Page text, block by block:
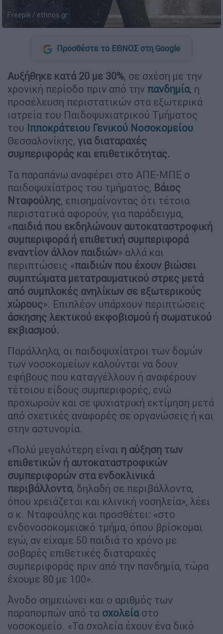
Freepik / ethnos.gr
Προσθέστε το ΕΘΝΟΣ στη Google
Αυξήθηκε κατά 20 με 30%, σε σχέση με την
χρονική περίοδο πριν από την πανδημία, η
προσέλευση περιστατικών στα εξωτερικά
ιατρεία του Παιδοψυχιατρικού Τμήματος
του Ιπποκράτειου Γενικού Νοσοκομείου
Θεσσαλονίκης, για διαταραχές
συμπεριφοράς και επιθετικότητας.
Τα παραπάνω αναφέρει στο ΑΠΕ-ΜΠΕ ο
παιδοψυχίατρος του τμήματος, Βάιος
Νταφούλης, επισημαίνοντας ότι τέτοια
περιστατικά αφορούν, για παράδειγμα,
«παιδιά που εκδηλώνουν αυτοκαταστροφική
συμπεριφορά ή επιθετική συμπεριφορά
εναντίον άλλον παιδιών» αλλά και
περιπτώσεις «παιδιών που έχουν βιώσει
συμπτώματα μετατραυματικού στρες μετά
από συμπλοκές ανηλίκων σε εξωτερικούς
χώρους». Επιπλέον υπάρχουν περιπτώσεις
άσκησης λεκτικού εκφοβισμού ή σωματικού
εκβιασμού.
Παράλληλα, οι παιδοψυχίατροι των δομών
των νοσοκομείων καλούνται να δουν
εφήβους που καταγγέλλουν ή αναφέρουν
τέτοιου είδους συμπεριφορές, ενώ
προχωρούν και σε ψυχιατρική εκτίμηση μετά
από σχετικές αναφορές σε οργανώσεις ή και
στην αστυνομία.
«Πολύ μεγαλύτερη είναι η αύξηση των
επιθετικών ή αυτοκαταστροφικών
συμπεριφορών στα ενδοκλινικά
περιβάλλοντα, δηλαδή σε περιβάλλοντα,
όπου χρειάζεται και κλινική νοσηλεία», λέει
ο κ. Νταφούλης και προσθέτει: «στο
ενδονοσοκομειακό τμήμα, όπου βρίσκομαι
εγώ, αν είχαμε 50 παιδιά το χρόνο με
σοβαρές επιθετικές διαταραχές
συμπεριφοράς πριν από την πανδημία, τώρα
έχουμε 80 με 100».
Άνοδο σημειώνει και ο αριθμός των
παραπομπών από τα σχολείαστο
νοσοκομείο. «Τα σχολεία έχουν ένα δικό